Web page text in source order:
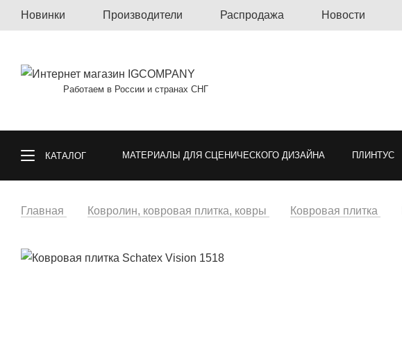
Новинки Производители Распродажа Новости
Работаем в России и странах СНГ
КАТАЛОГ МАТЕРИАЛЫ ДЛЯ СЦЕНИЧЕСКОГО ДИЗАЙНА ПЛИНТУС
КОВРОЛИН, КОВРОВАЯ ПЛИТКА, КОВРЫ
СПОРТИВНЫЕ ПОКРЫТИЯ
Главная Ковролин, ковровая плитка, ковры Ковровая плитка